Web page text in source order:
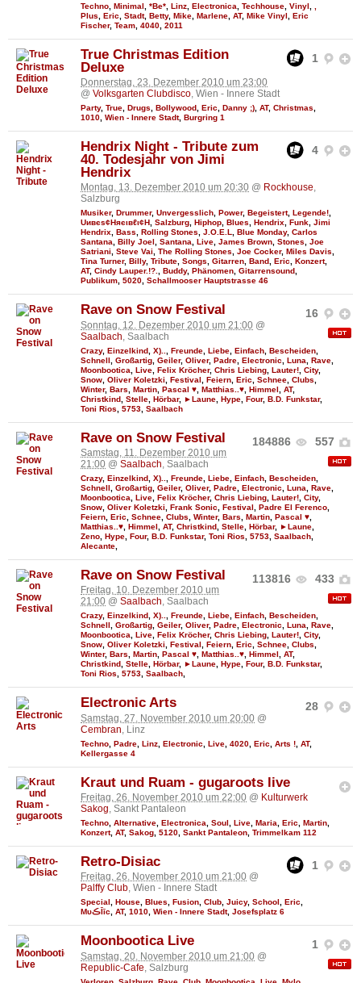
Techno Minimal *Be* Linz Electronica Techhouse Vinyl
Plus
Eric Stadt, Betty, Mike Marlene AT, Mike Vinyl
Eric
Fischer, Team 4040 2011
1
True Christmas Edition
Deluxe
Donnerstag, 23. Dezember 2010 um 23:00
@ Volksgarten Clubdisco, Wien - Innere Stadt
Party, True Drugs Bollywood Eric Danny ;) AT, Christmas
1010 Wien - Innere Stadt, Burgring 1
4
Hendrix Night - Tribute zum
40. Todesjahr von Jimi
Hendrix
Montag, 13. Dezember 2010 um 20:30 @ Rockhouse,
Salzburg
Musiker, Drummer, Unvergesslich, Power, Begeistert, Legende!,
Uивєs¢Няєιвℓι¢Н, Salzburg, Hiphop, Blues, Hendrix, Funk, Jimi
Hendrix, Bass, Rolling Stones, J.O.E.L, Blue Monday, Carlos
Santana, Billy Joel, Santana, Live, James Brown, Stones, Joe
Satriani, Steve Vai, The Rolling Stones, Joe Cocker, Miles Davis,
Tina Turner, Billy, Tribute, Songs, Gitarren, Band, Eric, Konzert,
AT, Cindy Lauper.!?., Buddy, Phänomen, Gitarrensound,
Publikum, 5020, Schallmooser Hauptstrasse 46
16
Rave on Snow Festival
Sonntag, 12. Dezember 2010 um 21:00 @
Saalbach , Saalbach
Crazy, Einzelkind X).. Freunde Liebe Einfach Bescheiden
Schnell
Großartig Geiler, Oliver, Padre Electronic Luna Rave
Moonbootica
Live Felix Kröcher, Chris Liebing Lauter! City,
Snow Oliver Koletzki Festival Feiern Eric Schnee Clubs
Winter, Bars Martin Pascal ♥ Matthias..♥ Himmel AT,
Christkind Stelle Hörbar, ►Laune Hype Four, B.D. Funkstar,
Toni Rios
5753 Saalbach
184886 557
Rave on Snow Festival
Samstag, 11. Dezember 2010 um
21:00 @ Saalbach, Saalbach
Crazy, Einzelkind X).. Freunde Liebe Einfach Bescheiden
Schnell
Großartig Geiler, Oliver, Padre Electronic Luna Rave
Moonbootica
Live Felix Kröcher, Chris Liebing Lauter! City,
Snow Oliver Koletzki Frank Sonic Festival Padre El Ferenco
Feiern Eric Schnee Clubs Winter, Bars Martin Pascal ♥
Matthias..♥ Himmel AT, Christkind Stelle Hörbar, ►Laune
Zeno Hype Four, B.D. Funkstar, Toni Rios 5753 Saalbach
Alecante
113816 433
Rave on Snow Festival
Freitag, 10. Dezember 2010 um
21:00 @ Saalbach, Saalbach
Crazy, Einzelkind, X).., Freunde, Liebe, Einfach, Bescheiden,
Schnell , Großartig, Geiler, Oliver, Padre, Electronic, Luna, Rave,
Moonbootica, Live, Felix Kröcher, Chris Liebing, Lauter!, City,
Snow, Oliver Koletzki, Festival , Feiern, Eric, Schnee, Clubs,
Winter, Bars, Martin, Pascal ♥, Matthias..♥, Himmel , AT,
Christkind, Stelle, Hörbar, ►Laune, Hype, Four, B.D. Funkstar,
Toni Rios, 5753, Saalbach,
28
Electronic Arts
Samstag, 27. November 2010 um 20:00 @
Cembran , Linz
Techno Padre Linz Electronic Live 4020 Eric Arts ! AT,
Kellergasse 4
Kraut und Ruam - gugaroots live
Freitag, 26. November 2010 um 22:00 @ Kulturwerk
Sakog, Sankt Pantaleon
Techno Alternative Electronica Soul Live Maria Eric Martin
Konzert, AT, Sakog 5120 Sankt Pantaleon Trimmelkam 112
1
Retro-Disiac
Freitag, 26. November 2010 um 21:00 @
Palffy Club, Wien - Innere Stadt
Special , House, Blues, Fusion, Club, Juicy, School , Eric,
MυڪĪīc, AT, 1010, Wien - Innere Stadt, Josefsplatz 6
1
Moonbootica Live
Samstag, 20. November 2010 um 21:00 @
Republic-Cafe, Salzburg